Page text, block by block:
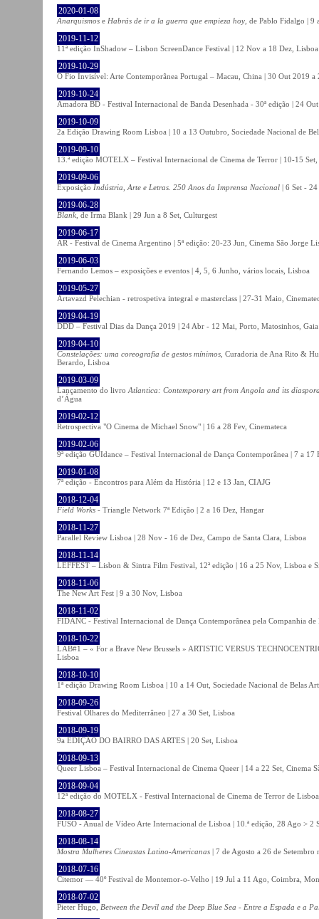
2020-01-08
Anarquismos e Habrás de ir a la guerra que empieza hoy , de Pablo Fidalgo |
2019-11-12
11ª edição InShadow – Lisbon ScreenDance Festival | 12 Nov a 18 Dez, Lisboa
2019-10-29
O Fio Invisível: Arte Contemporânea Portugal – Macau, China | 30 Out 2019
2019-10-24
Amadora BD - Festival Internacional de Banda Desenhada - 30ª edição | 24
2019-10-09
2a Edição Drawing Room Lisboa | 10 a 13 Outubro, Sociedade Nacional de
2019-09-10
13.ª edição MOTELX – Festival Internacional de Cinema de Terror | 10-15
2019-09-06
Exposição Indústria, Arte e Letras. 250 Anos da Imprensa Nacional | 6 Set -
2019-06-28
Blank , de Irma Blank | 29 Jun a 8 Set, Culturgest
2019-06-17
AR - Festival de Cinema Argentino | 5ª edição: 20-23 Jun, Cinema São Jorge
2019-06-03
Fernando Lemos – exposições e eventos | 4, 5, 6 Junho, vários locais, Lisboa
2019-05-27
Artavazd Pelechian - retrospetiva integral e masterclass | 27-31 Maio,
2019-04-19
DDD – Festival Dias da Dança 2019 | 24 Abr - 12 Mai, Porto, Matosinhos, Gaia
2019-04-10
Constelações: uma coreografia de gestos mínimos , Curadoria de Ana Rito &
Berardo, Lisboa
2019-03-09
Lançamento do livro Atlantica: Contemporary art from Angola and its
d’Água
2019-02-12
Retrospectiva "O Cinema de Michael Snow" | 16 a 28 Fev, Cinemateca
2019-02-06
9ª edição GUIdance – Festival Internacional de Dança Contemporânea | 7 a 17
2019-01-08
7ª edição - Encontros para Além da História | 12 e 13 Jan, CIAJG
2018-12-04
Field Works - Triangle Network 7ª Edição | 2 a 16 Dez, Hangar
2018-11-27
Parallel Review Lisboa | 28 Nov - 16 de Dez, Campo de Santa Clara, Lisboa
2018-11-14
LEFFEST – Lisbon & Sintra Film Festival, 12ª edição | 16 a 25 Nov, Lisboa e
2018-11-06
The New Art Fest | 9 a 30 Nov, Lisboa
2018-11-02
FIDANC - Festival Internacional de Dança Contemporânea pela Companhia
2018-10-22
LAB#1 – « For a Brave New Brussels » ARTISTIC VERSUS
Lisboa
2018-10-10
1ª edição Drawing Room Lisboa | 10 a 14 Out, Sociedade Nacional de Belas
2018-09-26
Festival Olhares do Mediterrâneo | 27 a 30 Set, Lisboa
2018-09-19
9a EDIÇÃO DO BAIRRO DAS ARTES | 20 Set, Lisboa
2018-09-13
Queer Lisboa – Festival Internacional de Cinema Queer | 14 a 22 Set, Cinema
2018-09-04
12ª edição do MOTELX - Festival Internacional de Cinema de Terror de
2018-08-27
FUSO - Anual de Vídeo Arte Internacional de Lisboa | 10.ª edição, 28 Ago > 2
2018-08-14
Mostra Mulheres Cineastas Latino-Americanas | 7 de Agosto a 26 de Setembro
2018-07-16
Citemor — 40º Festival de Montemor-o-Velho | 19 Jul a 11 Ago, Coimbra,
2018-07-02
Pieter Hugo, Between the Devil and the Deep Blue Sea - Entre a Espada e a